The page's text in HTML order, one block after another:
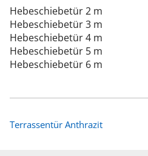
Hebeschiebetür 2 m
Hebeschiebetür 3 m
Hebeschiebetür 4 m
Hebeschiebetür 5 m
Hebeschiebetür 6 m
Terrassentür Anthrazit